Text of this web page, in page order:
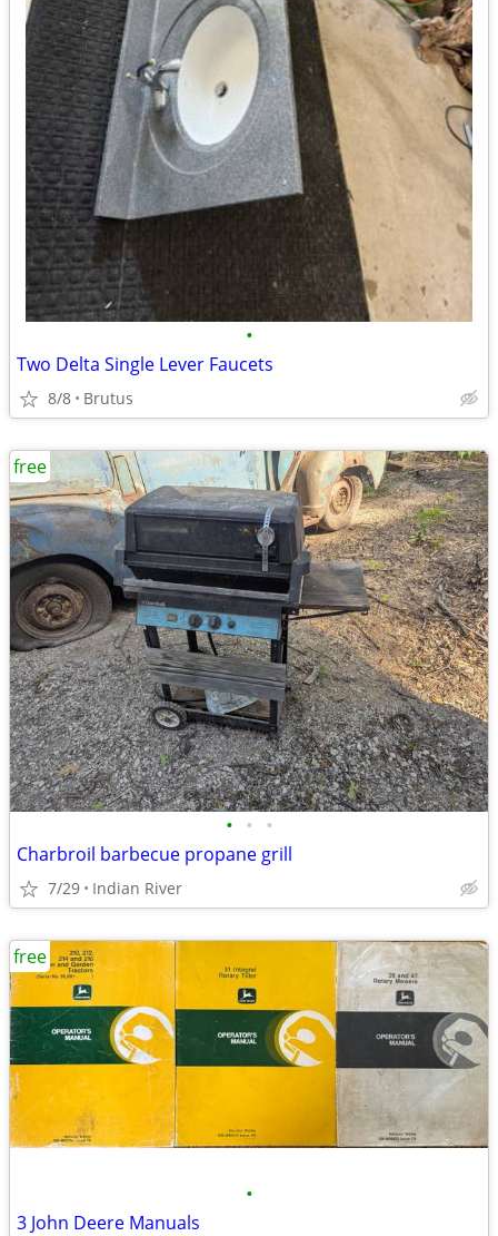
•
Two Delta Single Lever Faucets
8/8 Brutus
• • •
Charbroil barbecue propane grill
7/29 Indian River
free
•
3 John Deere Manuals
free